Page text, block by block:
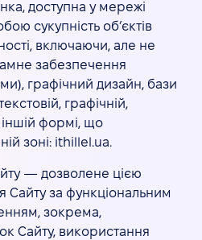
доступна у мережі
сукупність об’єктів
включаючи, але не
забезпечення
графічний дизайн, бази
графічній,
іншій формі, що
зоні: ithillel.ua.
— дозволене цією
Сайту за функціональним
зокрема,
Сайту, використання